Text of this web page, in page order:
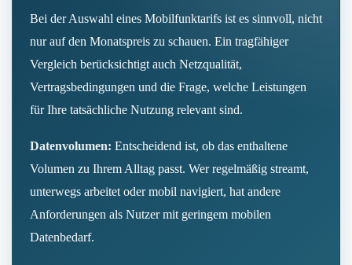
Bei der Auswahl eines Mobilfunktarifs ist es sinnvoll, nicht
nur auf den Monatspreis zu schauen. Ein tragfähiger
Vergleich berücksichtigt auch Netzqualität,
Vertragsbedingungen und die Frage, welche Leistungen
für Ihre tatsächliche Nutzung relevant sind.
Datenvolumen: Entscheidend ist, ob das enthaltene
Volumen zu Ihrem Alltag passt. Wer regelmäßig streamt,
unterwegs arbeitet oder mobil navigiert, hat andere
Anforderungen als Nutzer mit geringem mobilen
Datenbedarf.